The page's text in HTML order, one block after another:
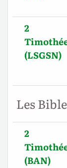
2
(LSGSN)
Les
2
(BAN)